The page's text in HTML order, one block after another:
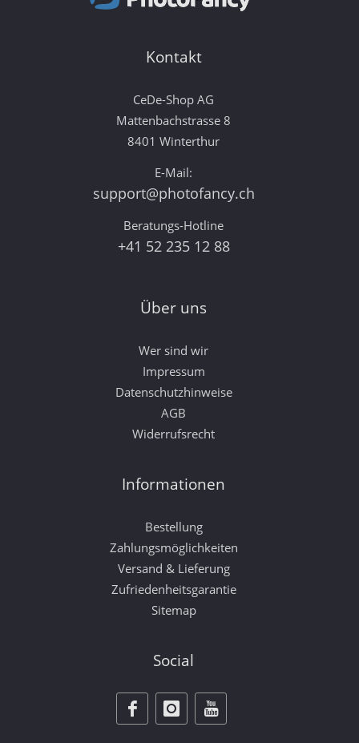
Kontakt
CeDe-Shop AG
Mattenbachstrasse 8
8401 Winterthur
E-Mail:
support@photofancy.ch
Beratungs-Hotline
+41 52 235 12 88
Über uns
Wer sind wir
Impressum
Datenschutzhinweise
AGB
Widerrufsrecht
Informationen
Bestellung
Zahlungsmöglichkeiten
Versand & Lieferung
Zufriedenheitsgarantie
Sitemap
Social